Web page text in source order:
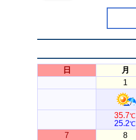
日 月
1
35.7℃
25.2℃
7 8